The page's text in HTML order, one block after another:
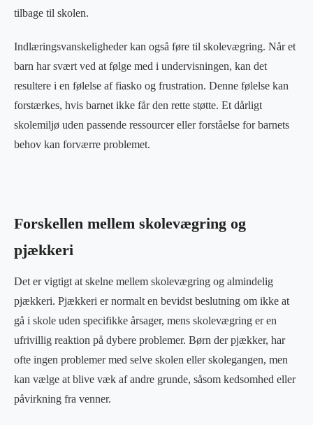
tilbage til skolen.
Indlæringsvanskeligheder kan også føre til skolevægring. Når et
barn har svært ved at følge med i undervisningen, kan det
resultere i en følelse af fiasko og frustration. Denne følelse kan
forstærkes, hvis barnet ikke får den rette støtte. Et dårligt
skolemiljø uden passende ressourcer eller forståelse for barnets
behov kan forværre problemet.
Forskellen mellem skolevægring og
pjækkeri
Det er vigtigt at skelne mellem skolevægring og almindelig
pjækkeri. Pjækkeri er normalt en bevidst beslutning om ikke at
gå i skole uden specifikke årsager, mens skolevægring er en
ufrivillig reaktion på dybere problemer. Børn der pjækker, har
ofte ingen problemer med selve skolen eller skolegangen, men
kan vælge at blive væk af andre grunde, såsom kedsomhed eller
påvirkning fra venner.